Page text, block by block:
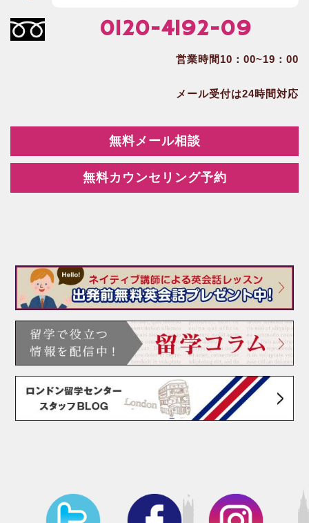
0120-4192-09
営業時間10：00~19：00
メール受付は24時間対応
無料メール相談
無料カウンセリング予約